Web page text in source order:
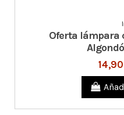
Oferta lámpara